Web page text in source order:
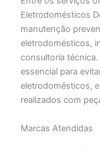
Eletrodomésticos
manutenção
eletrodomésticos,
consultoria
essencial para
eletrodomésticos,
realizados com
Marcas Atendidas